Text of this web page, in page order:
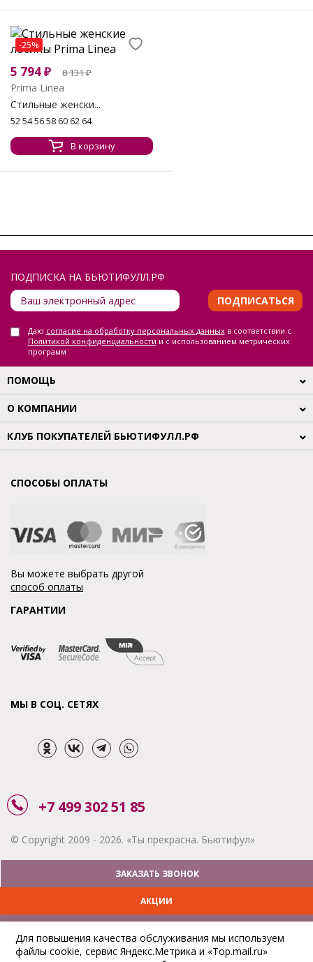
-25%
5 794₽ 8 131₽
Prima Linea
Стильные женски...
52 54 56 58 60 62 64
В корзину
ПОДПИСКА НА БЬЮТИФУЛЛ.РФ
ПОДПИСАТЬСЯ
Даю согласие на обработку персональных данныхв соответствии с
Политикой конфиденциальности и с использованием метрических
программ
ПОМОЩЬ
О КОМПАНИИ
КЛУБ ПОКУПАТЕЛЕЙ БЬЮТИФУЛЛ.РФ
СПОСОБЫ ОПЛАТЫ
Вы можете выбрать другой
способ оплаты
ГАРАНТИИ
МЫ В СОЦ. СЕТЯХ
+7 499 302 51 85
© Copyright 2009 - 2026. «Ты прекрасна. Бьютифул»
ЗАКАЗАТЬ ЗВОНОК
АКЦИИ
ОПЛАТА
Для повышения качества обслуживания мы используем
файлы cookie, сервис Яндекс.Метрика и «Top.mail.ru»